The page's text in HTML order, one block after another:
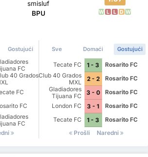
smisluf
BPU
W L L D W
Gostujući
FC
40 Grados
FC
FC
FC
Sve Domaći Gostujući
Tecate FC 1 - 3
Rosarito FC
Club 40 Grados
MXL
2 - 2
Rosarito FC
Gladiadores
Tijuana FC
3 - 0
Rosarito FC
London FC
3 - 1
Rosarito FC
Tecate FC
1 - 3
Rosarito FC
Prošli
Naredni